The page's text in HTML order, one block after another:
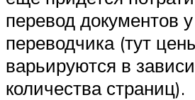
перевод документов
переводчика (тут
варьируются в
количества страниц).